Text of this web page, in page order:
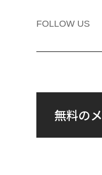
FOLLOW US
無料の